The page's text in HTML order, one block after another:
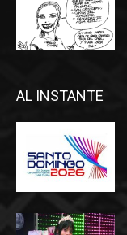
AL INSTANTE